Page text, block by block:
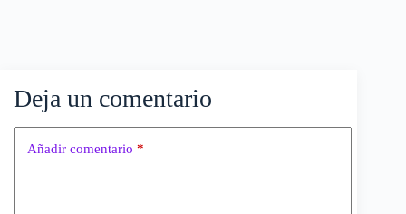
Deja un comentario
Añadir comentario *